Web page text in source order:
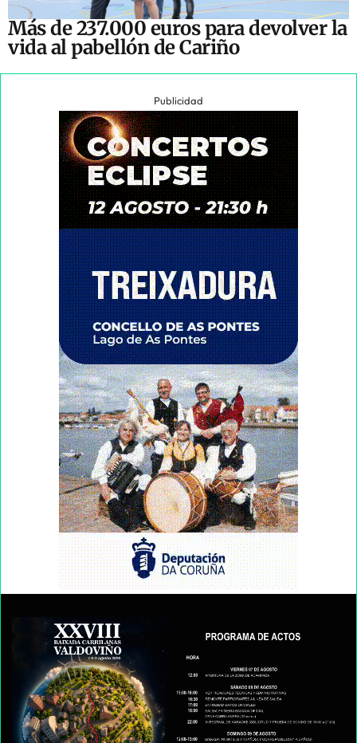
Más de 237.000 euros para devolver la
vida al pabellón de Cariño
Publicidad